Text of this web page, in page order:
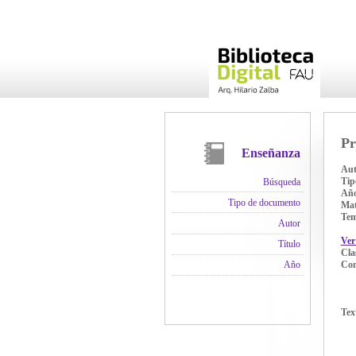
Enseñanza
Búsqueda
Tipo de documento
Autor
Título
Año